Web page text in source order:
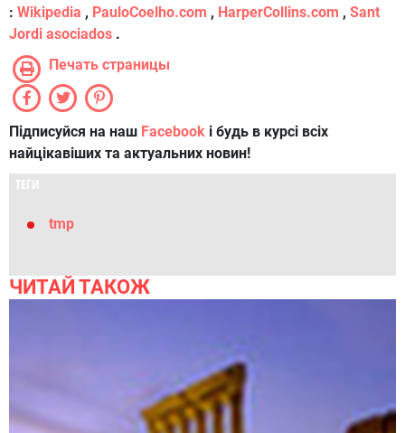
: Wikipedia , PauloCoelho.com , HarperCollins.com , Sant
Jordi asociados .
Печать страницы
Підписуйся на наш Facebook і будь в курсі всіх
найцікавіших та актуальних новин!
ТЕГИ
tmp
ЧИТАЙ ТАКОЖ